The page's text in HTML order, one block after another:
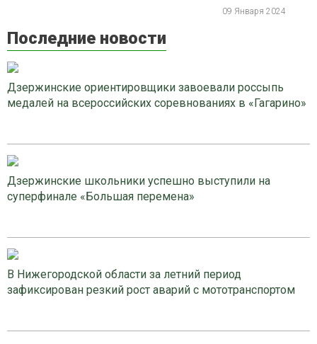
09 Января 2024
Последние новости
Дзержинские ориентировщики завоевали россыпь
медалей на всероссийских соревнованиях в «Гагарино»
Дзержинские школьники успешно выступили на
суперфинале «Большая перемена»
В Нижегородской области за летний период
зафиксирован резкий рост аварий с мототранспортом